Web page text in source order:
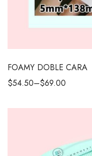
FOAMY DOBLE CARA
$54.50–$69.00